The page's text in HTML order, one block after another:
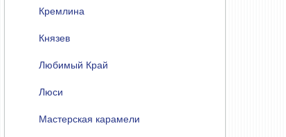
Кремлина
Князев
Любимый Край
Люси
Мастерская карамели